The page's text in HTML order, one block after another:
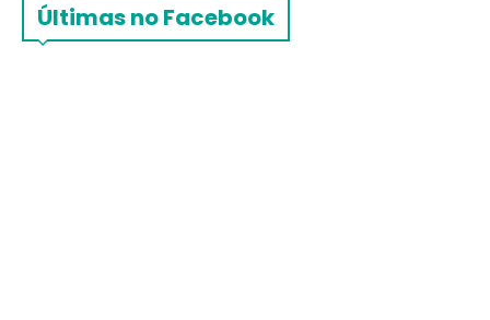
Últimas no Facebook